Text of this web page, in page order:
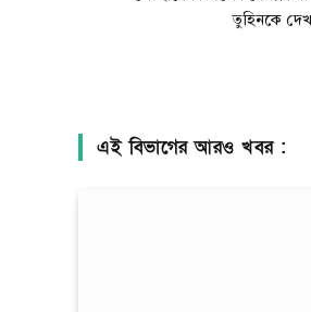
তুহিনকে
এই বিভাগের আরও খবর :